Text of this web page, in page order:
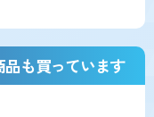
も買っています